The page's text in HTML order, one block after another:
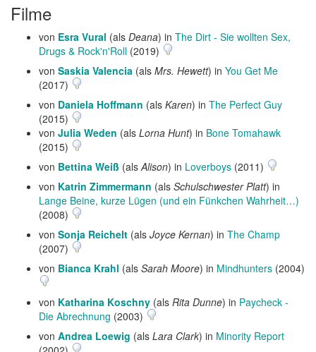
Filme
von Esra Vural (als Deana) in The Dirt - Sie wollten Sex,
Drugs & Rock'n'Roll (2019)
von Saskia Valencia (als Mrs. Hewett) in You Get Me
(2017)
von Daniela Hoffmann (als Karen) in The Perfect Guy
(2015)
von Julia Weden (als Lorna Hunt) in Bone Tomahawk
(2015)
von Bettina Weiß (alsAlison) in Loverboys (2011)
von Katrin Zimmermann (als Schulschwester Platt) in
Lange Beine, kurze Lügen (und ein Fünkchen Wahrheit…)
(2008)
von Sonja Reichelt (als Joyce Kernan) in The Champ
(2007)
von Bianca Krahl (als Sarah Moore) in Mindhunters (2004)
von Katharina Koschny (als Rita Dunne) in Paycheck -
Die Abrechnung (2003)
von Andrea Loewig (als Lara Clark) in Minority Report